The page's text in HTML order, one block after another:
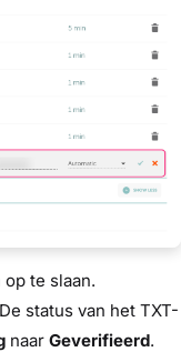
te slaan.
status van het TXT-
naar Geverifieerd.